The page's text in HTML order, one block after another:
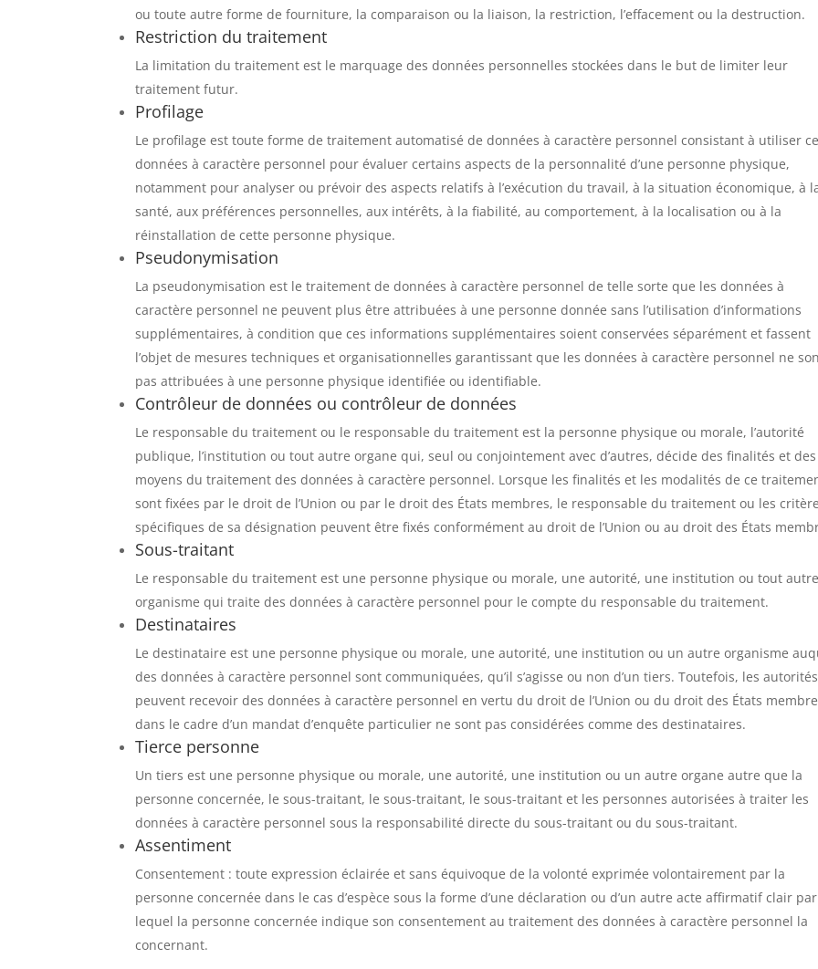
ou toute autre forme de fourniture, la comparaison ou la liaison, la restriction, l’effacement ou la destruction.
Restriction du traitement
La limitation du traitement est le marquage des données personnelles stockées dans le but de limiter leur
traitement futur.
Profilage
Le profilage est toute forme de traitement automatisé de données à caractère personnel consistant à utiliser
données à caractère personnel pour évaluer certains aspects de la personnalité d’une personne physique,
notamment pour analyser ou prévoir des aspects relatifs à l’exécution du travail, à la situation économique, à
santé, aux préférences personnelles, aux intérêts, à la fiabilité, au comportement, à la localisation ou à la
réinstallation de cette personne physique.
Pseudonymisation
La pseudonymisation est le traitement de données à caractère personnel de telle sorte que les données à
caractère personnel ne peuvent plus être attribuées à une personne donnée sans l’utilisation d’informations
supplémentaires, à condition que ces informations supplémentaires soient conservées séparément et fassent
l’objet de mesures techniques et organisationnelles garantissant que les données à caractère personnel ne
pas attribuées à une personne physique identifiée ou identifiable.
Contrôleur de données ou contrôleur de données
Le responsable du traitement ou le responsable du traitement est la personne physique ou morale, l’autorité
publique, l’institution ou tout autre organe qui, seul ou conjointement avec d’autres, décide des finalités et des
moyens du traitement des données à caractère personnel. Lorsque les finalités et les modalités de ce
sont fixées par le droit de l’Union ou par le droit des États membres, le responsable du traitement ou les
spécifiques de sa désignation peuvent être fixés conformément au droit de l’Union ou au droit des États
Sous-traitant
Le responsable du traitement est une personne physique ou morale, une autorité, une institution ou tout
organisme qui traite des données à caractère personnel pour le compte du responsable du traitement.
Destinataires
Le destinataire est une personne physique ou morale, une autorité, une institution ou un autre organisme
des données à caractère personnel sont communiquées, qu’il s’agisse ou non d’un tiers. Toutefois, les
peuvent recevoir des données à caractère personnel en vertu du droit de l’Union ou du droit des États
dans le cadre d’un mandat d’enquête particulier ne sont pas considérées comme des destinataires.
Tierce personne
Un tiers est une personne physique ou morale, une autorité, une institution ou un autre organe autre que la
personne concernée, le sous-traitant, le sous-traitant, le sous-traitant et les personnes autorisées à traiter les
données à caractère personnel sous la responsabilité directe du sous-traitant ou du sous-traitant.
Assentiment
Consentement : toute expression éclairée et sans équivoque de la volonté exprimée volontairement par la
personne concernée dans le cas d’espèce sous la forme d’une déclaration ou d’un autre acte affirmatif clair par
lequel la personne concernée indique son consentement au traitement des données à caractère personnel la
concernant.